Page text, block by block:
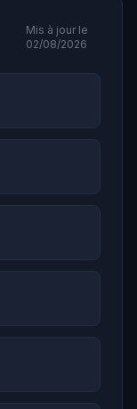
Mis à jour le
02/08/2026